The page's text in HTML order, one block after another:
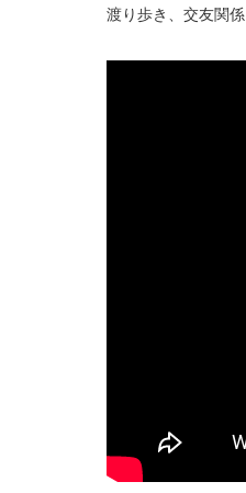
渡り歩き、交友関